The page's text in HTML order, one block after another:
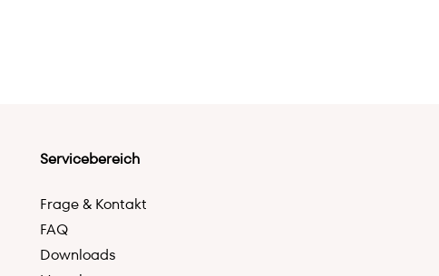
Servicebereich
Frage & Kontakt
FAQ
Downloads